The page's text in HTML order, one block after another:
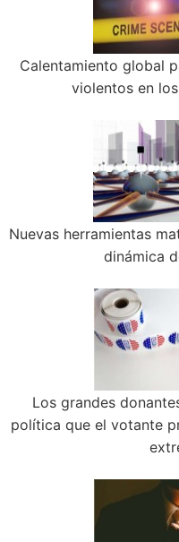
Calentamiento global
violentos en
Nuevas herramientas
dinámica
Los grandes
política que el votante